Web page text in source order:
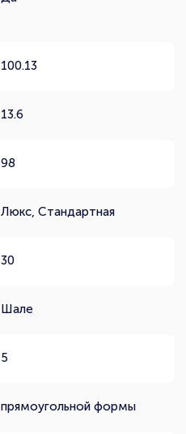
100.13
13.6
98
Люкс, Стандартная
30
Шале
5
прямоугольной формы